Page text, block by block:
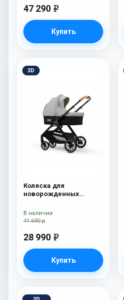
47 290 e
Купить
3D
Коляска для
новорожденных
41 690 р
28 990 e
Купить
В наличии